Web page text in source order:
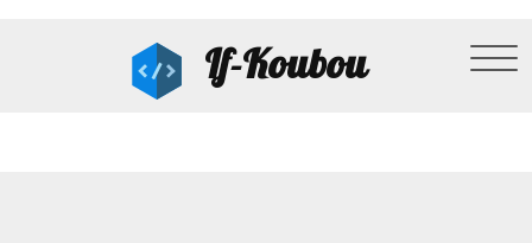
If-Koubou